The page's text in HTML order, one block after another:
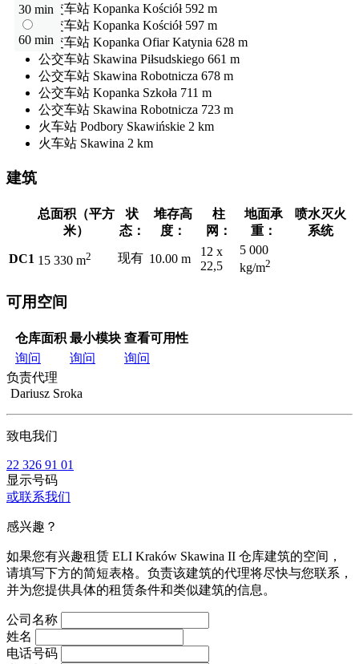
30 min
60 min
公交车站 Kopanka Kościół 592 m
公交车站 Kopanka Kościół 597 m
公交车站 Kopanka Ofiar Katynia 628 m
公交车站 Skawina Piłsudskiego 661 m
公交车站 Skawina Robotnicza 678 m
公交车站 Kopanka Szkoła 711 m
公交车站 Skawina Robotnicza 723 m
火车站 Podbory Skawińskie 2 km
火车站 Skawina 2 km
建筑
总面积（平方
米）
状
态：
堆存高
度：
柱
网：
地面承
重：
喷水灭火
系统
DC1 15 330 m2 现有 10.00 m
12 x
22,5
5 000
kg/m2
可用空间
仓库面积 最小模块 查看可用性
询问
询问
询问
负责代理
Dariusz Sroka
致电我们
22 326 91 01
显示号码
或联系我们
感兴趣？
如果您有兴趣租赁 ELI Kraków Skawina II 仓库建筑的空间，
请填写下方的简短表格。负责该建筑的代理将尽快与您联系，
并为您提供具体的租赁条件和类似建筑的信息。
公司名称
姓名
电话号码